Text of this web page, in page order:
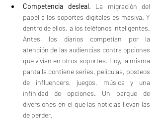
Competencia desleal. La migración del
papel a los soportes digitales es masiva. Y
dentro de ellos, a los teléfonos inteligentes.
Antes, los diarios competían por la
atención de las audiencias contra opciones
que vivían en otros soportes. Hoy, la misma
pantalla contiene series, películas, posteos
de influencers, juegos, música y una
infinidad de opciones. Un parque de
diversiones en el que las noticias llevan las
de perder.